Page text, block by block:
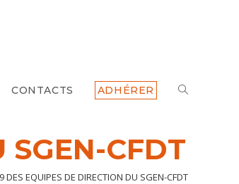
CONTACTS ADHÉRER TOGGLE
SEARCH
SGEN-CFDT
DES EQUIPES DE DIRECTION DU SGEN-CFDT